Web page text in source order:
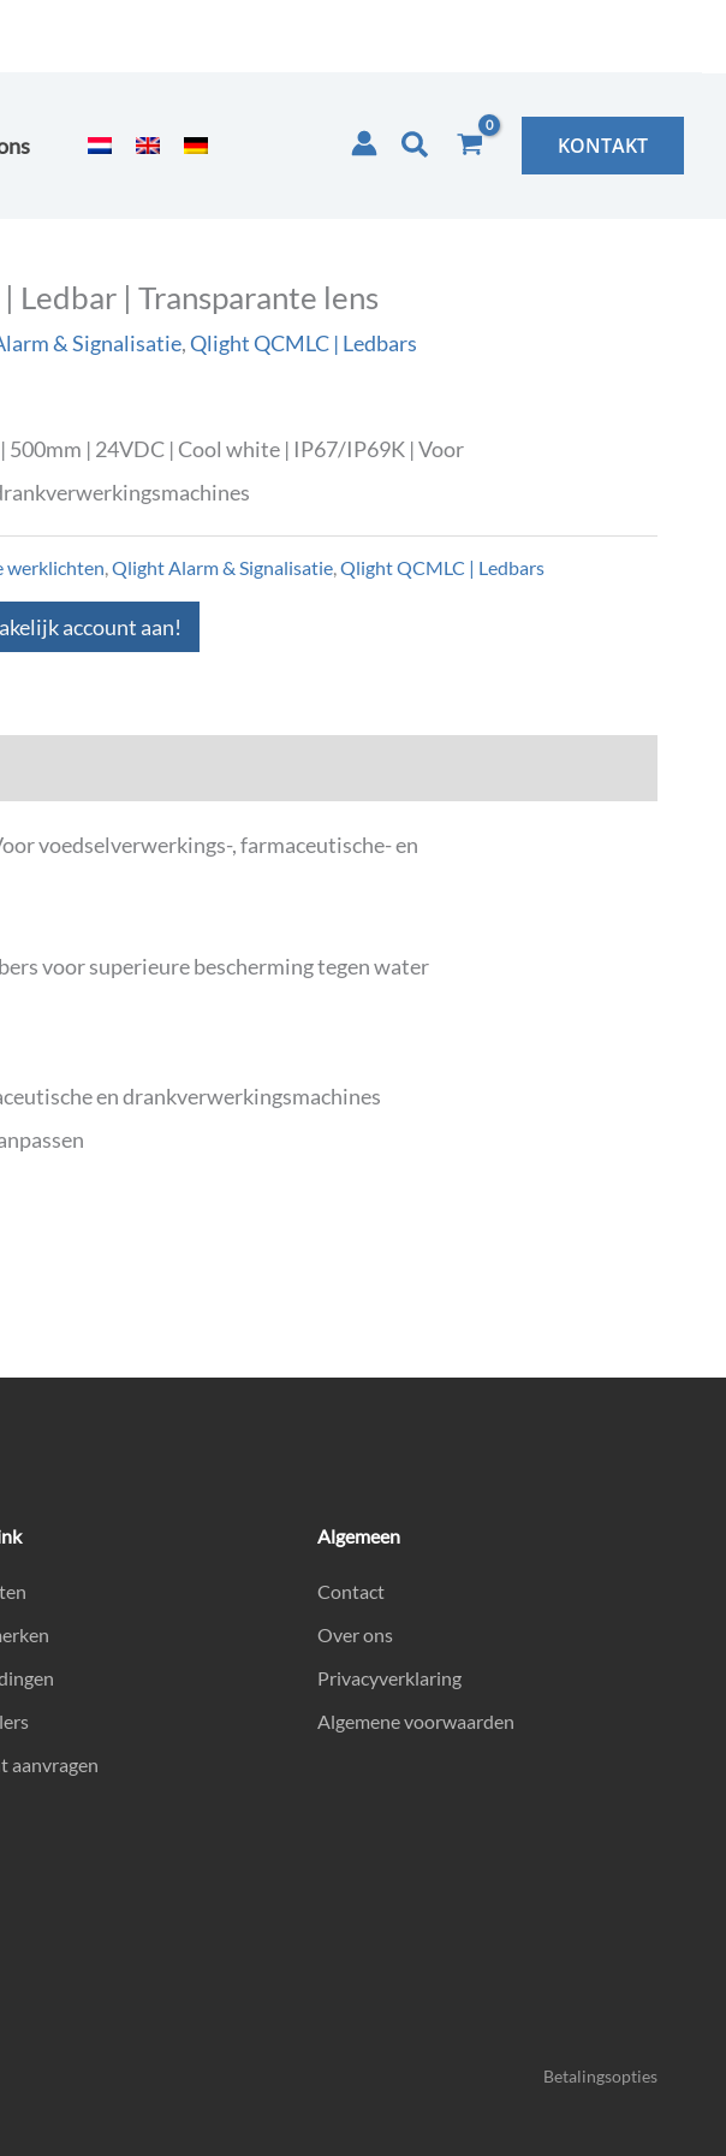
Zoeken KONTAKT
| Transparante lens
& Signalisatie,Qlight QCMLC | Ledbars
| 24VDC | Cool white | IP67/IP69K | Voor
werklichten,Qlight Alarm & Signalisatie,Qlight QCMLC | Ledbars
account aan!
voedselverwerkings-, farmaceutische- en
voor superieure bescherming tegen water
en drankverwerkingsmachines
aanvragen
Algemeen
Contact
Over ons
Privacyverklaring
Algemene voorwaarden
Betalingsopties